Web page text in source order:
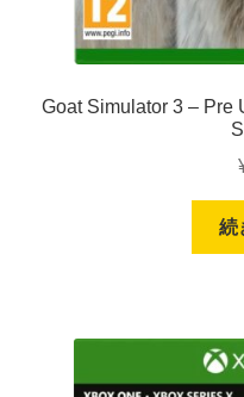
Goat Simulator 3 – Pre
続